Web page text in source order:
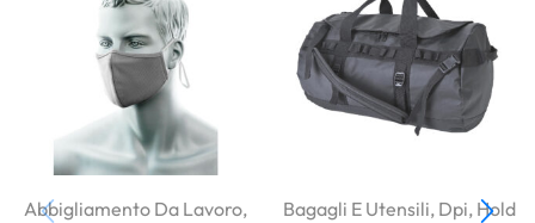
Abbigliamento Da Lavoro,
Bagagli E Utensili, Dpi, Hold